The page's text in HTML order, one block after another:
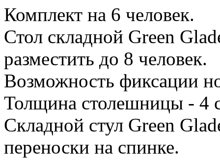
Комплект на 6 человек.
Стол складной Green
разместить до 8 человек.
Возможность фиксации
Толщина столешницы - 4
Складной стул Green
переноски на спинке.